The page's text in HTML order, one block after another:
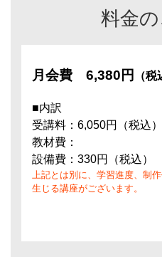
料金
月会費 6,380円 （税
■内訳
受講料：6,050円（税込）
教材費：
設備費：330円（税込）
上記とは別に、学習進度、制
生じる講座がございます。